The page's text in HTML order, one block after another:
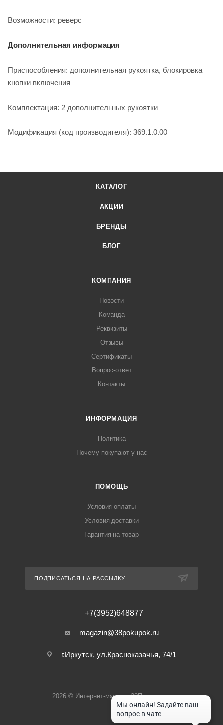
Возможности: реверс
Дополнительная информация
Приспособления: дополнительная рукоятка, блокировка
кнопки включения
Комплектация: 2 дополнительных рукоятки
Модификация (код производителя): 369.1.0.00
КАТАЛОГ
АКЦИИ
БРЕНДЫ
БЛОГ
КОМПАНИЯ
Новости
Команда
Реквизиты
Отзывы
Сертификаты
Вопрос-ответ
Контакты
ИНФОРМАЦИЯ
Политика
Почему покупают у нас
ПОМОЩЬ
Условия оплаты
Условия доставки
Гарантия на товар
ПОДПИСАТЬСЯ НА РАССЫЛКУ
+7(3952)648877
magazin@38pokupok.ru
г.Иркутск, ул.Красноказачья, 74/1
2026 © Интернет-магазин 38Покупок.ру